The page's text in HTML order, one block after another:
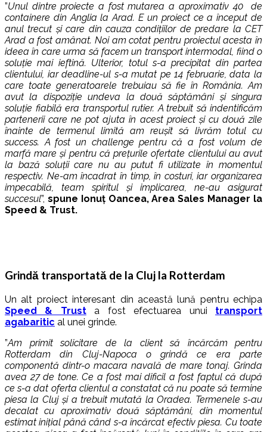
”Unul dintre proiecte a fost mutarea a aproximativ 40 de
containere din Anglia la Arad. E un proiect ce a început de
anul trecut și care din cauza condițiilor de predare la CET
Arad a fost amânat. Noi am cotat pentru proiectul acesta în
ideea în care urma să facem un transport intermodal, fiind o
soluție mai ieftină. Ulterior, totul s-a precipitat din partea
clientului, iar deadline-ul s-a mutat pe 14 februarie, data la
care toate generatoarele trebuiau să fie în România. Am
avut la dispoziție undeva la două săptămâni și singura
soluție fiabilă era transportul rutier. A trebuit să indentificăm
partenerii care ne pot ajuta în acest proiect și cu două zile
înainte de termenul limită am reușit să livrăm totul cu
success. A fost un challenge pentru că a fost volum de
marfă mare și pentru că prețurile ofertate clientului au avut
la bază soluții care nu au putut fi utilizate în momentul
respectiv. Ne-am încadrat în timp, în costuri, iar organizarea
impecabilă, team spiritul și implicarea, ne-au asigurat
succesul”, spune Ionuț Oancea, Area Sales Manager la
Speed & Trust.
Grindă transportată de la Cluj la Rotterdam
Un alt proiect interesant din această lună pentru echipa
Speed & Trusta fost efectuarea unui transport
agabaritic al unei grinde.
”Am primit solicitare de la client să încărcăm pentru
Rotterdam din Cluj-Napoca o grindă ce era parte
componentă dintr-o macara navală de mare tonaj. Grinda
avea 27 de tone. Ce a fost mai dificil a fost faptul că după
ce s-a dat oferta clientul a constatat că nu poate să termine
piesa la Cluj și a trebuit mutată la Oradea. Termenele s-au
decalat cu aproximativ două săptămâni, din momentul
estimat inițial până când s-a încărcat efectiv piesa. Cu toate